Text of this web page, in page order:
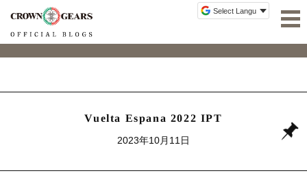
Vuelta Espana 2022 IPT
2023年10月11日